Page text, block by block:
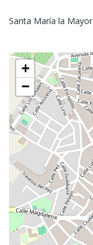
Santa María la Mayor
+
−